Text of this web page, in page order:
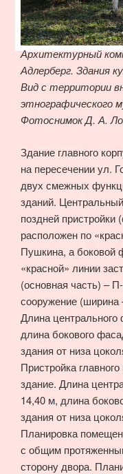
Архитектурный
Адлерберг. Здания
Вид с территории
этнографического
Фотоснимок Д. А.
Здание главного
на пересечении ул.
двух смежных
зданий.
поздней
расположен по
Пушкина, а боковой
«красной» линии
(основная часть) –
сооружение (ширина
Длина
длина бокового
здания от низа
Пристройка
здание. Длина
14,40 м, длина
здания от низа
Планировка
с общим
сторону двора.